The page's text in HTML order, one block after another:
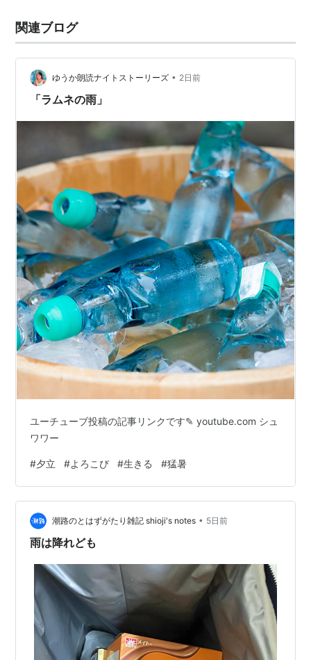
関連ブログ
ゆうか朗読ナイトストーリーズ • 2日前
「ラムネの雨」
ユーチューブ投稿の記事リンクです✎ youtube.com シュ
ワワー
#夕立 #よろこび #生きる #猛暑
潮路のとはずがたり雑記 shioji's notes • 5日前
雨は降れども